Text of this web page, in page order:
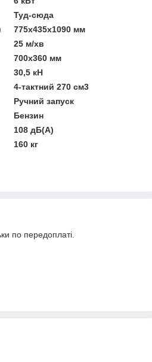
Туд-сюда
775x435x1090 мм
25 м/хв
700x360 мм
30,5 кН
4-тактний 270 см3
Ручний запуск
Бензин
108 дБ(A)
160 кг
по передоплаті.